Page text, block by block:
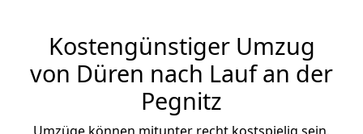
Kostengünstiger Umzug
von Düren nach Lauf an der
Pegnitz